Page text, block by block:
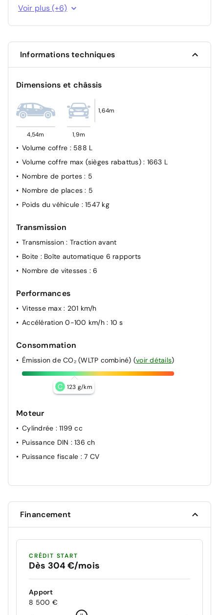
Fixations ISOFIX et Top Tether aux places latérales AR
antipincement
Rétroviseur intérieur électrochrome
Visiopark 1 Caméra de recul &, aide au stationnement
Voir plus (+6)
Informations techniques
Dimensions et châssis
4,54m 1,9m
1,64m
Volume coffre : 588 L
Volume coffre max (sièges rabattus) : 1663 L
Nombre de portes: 5
Nombre de places: 5
Poids du véhicule : 1547 kg
Transmission
Transmission: Traction avant
Boite : Boîte automatique 6 rapports
Nombre de vitesses : 6
Performances
Vitesse max : 201 km/h
Accélération 0-100 km/h : 10 s
Consommation
Émission de CO₂ (WLTP combiné) (voir détails)
C 123 g/km
Moteur
Cylindrée : 1199 cc
Puissance DIN : 136 ch
Puissance fiscale : 7 CV
Financement
CRÉDIT START
Dès 304 €/mois
Apport
8 500 €